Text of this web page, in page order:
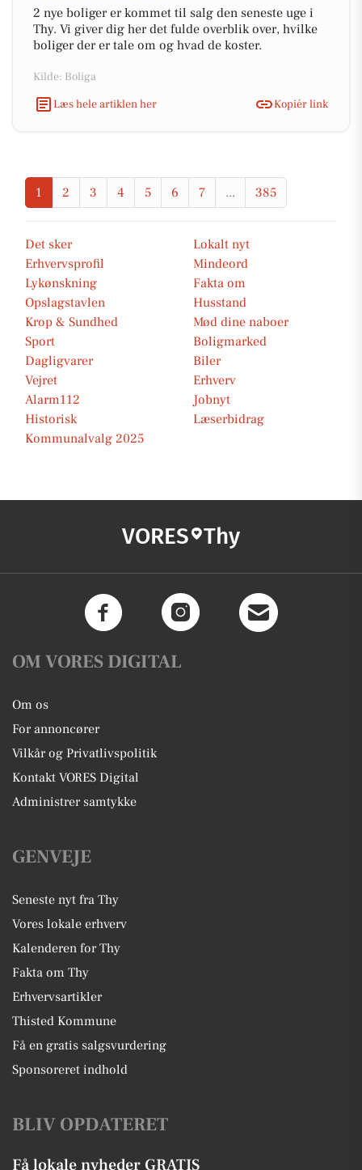
2 nye boliger er kommet til salg den seneste uge i
Thy. Vi giver dig her det fulde overblik over, hvilke
boliger der er tale om og hvad de koster.
Kilde: Boliga
Læs hele artiklen her
Kopiér link
1 2 3 4 5 6 7 ... 385
Det sker
Lokalt nyt
Erhvervsprofil
Mindeord
Lykønskning
Fakta om
Opslagstavlen
Husstand
Krop & Sundhed
Mød dine naboer
Sport
Boligmarked
Dagligvarer
Biler
Vejret
Erhverv
Alarm112
Jobnyt
Historisk
Læserbidrag
Kommunalvalg 2025
VORES Thy
OM VORES DIGITAL
Om os
For annoncører
Vilkår og Privatlivspolitik
Kontakt VORES Digital
Administrer samtykke
GENVEJE
Seneste nyt fra Thy
Vores lokale erhverv
Kalenderen for Thy
Fakta om Thy
Erhvervsartikler
Thisted Kommune
Få en gratis salgsvurdering
Sponsoreret indhold
BLIV OPDATERET
Få lokale nyheder GRATIS